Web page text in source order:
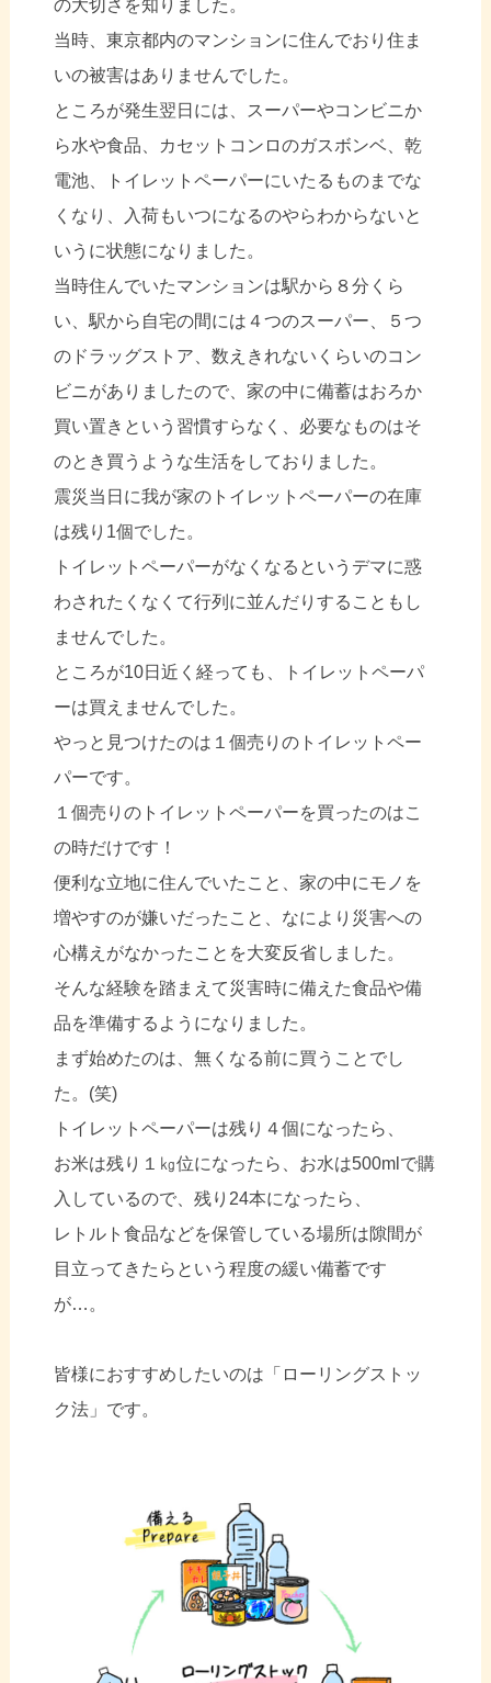
の大切さを知りました。
当時、東京都内のマンションに住んでおり住ま
いの被害はありませんでした。
ところが発生翌日には、スーパーやコンビニか
ら水や食品、カセットコンロのガスボンベ、乾
電池、トイレットペーパーにいたるものまでな
くなり、入荷もいつになるのやらわからないと
いうに状態になりました。
当時住んでいたマンションは駅から８分くら
い、駅から自宅の間には４つのスーパー、５つ
のドラッグストア、数えきれないくらいのコン
ビニがありましたので、家の中に備蓄はおろか
買い置きという習慣すらなく、必要なものはそ
のとき買うような生活をしておりました。
震災当日に我が家のトイレットペーパーの在庫
は残り1個でした。
トイレットペーパーがなくなるというデマに惑
わされたくなくて行列に並んだりすることもし
ませんでした。
ところが10日近く経っても、トイレットペーパ
ーは買えませんでした。
やっと見つけたのは１個売りのトイレットペー
パーです。
１個売りのトイレットペーパーを買ったのはこ
の時だけです！
便利な立地に住んでいたこと、家の中にモノを
増やすのが嫌いだったこと、なにより災害への
心構えがなかったことを大変反省しました。
そんな経験を踏まえて災害時に備えた食品や備
品を準備するようになりました。
まず始めたのは、無くなる前に買うことでし
た。(笑)
トイレットペーパーは残り４個になったら、
お米は残り１㎏位になったら、お水は500mlで購
入しているので、残り24本になったら、
レトルト食品などを保管している場所は隙間が
目立ってきたら という程度の緩い備蓄です
が…。
皆様におすすめしたいのは「ローリングストッ
ク法」です。